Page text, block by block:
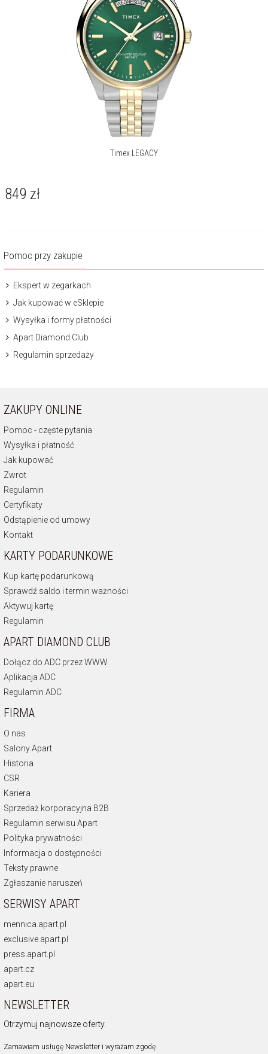
Timex LEGACY
849 zł
Pomoc przy zakupie
Ekspert w zegarkach
Jak kupować w eSklepie
Wysyłka i formy płatności
Apart Diamond Club
Regulamin sprzedaży
ZAKUPY ONLINE
Pomoc - częste pytania
Wysyłka i płatność
Jak kupować
Zwrot
Regulamin
Certyfikaty
Odstąpienie od umowy
Kontakt
KARTY PODARUNKOWE
Kup kartę podarunkową
Sprawdź saldo i termin ważności
Aktywuj kartę
Regulamin
APART DIAMOND CLUB
Dołącz do ADC przez WWW
Aplikacja ADC
Regulamin ADC
FIRMA
O nas
Salony Apart
Historia
CSR
Kariera
Sprzedaż korporacyjna B2B
Regulamin serwisu Apart
Polityka prywatności
Informacja o dostępności
Teksty prawne
Zgłaszanie naruszeń
SERWISY APART
mennica.apart.pl
exclusive.apart.pl
press.apart.pl
apart.cz
apart.eu
NEWSLETTER
Otrzymuj najnowsze oferty.
Zamawiam usługę Newsletter i wyrażam zgodę